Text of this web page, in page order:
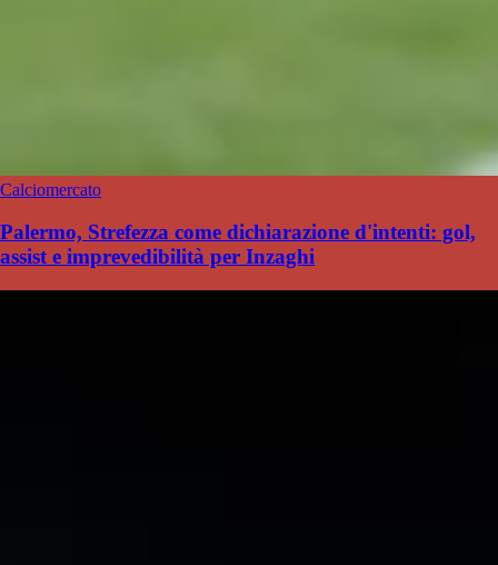
Calciomercato
Palermo, Strefezza come dichiarazione d'intenti: gol,
assist e imprevedibilità per Inzaghi